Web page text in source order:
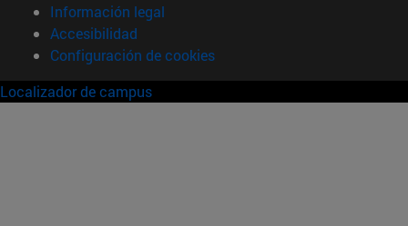
Información legal
Accesibilidad
Configuración de cookies
Localizador de campus